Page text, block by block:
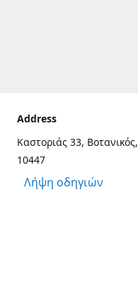
Address
Καστοριάς 33, Βοτανικός,
10447
Λήψη οδηγιών